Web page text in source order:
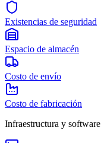
Existencias de seguridad
Espacio de almacén
Costo de envío
Costo de fabricación
Infraestructura y software